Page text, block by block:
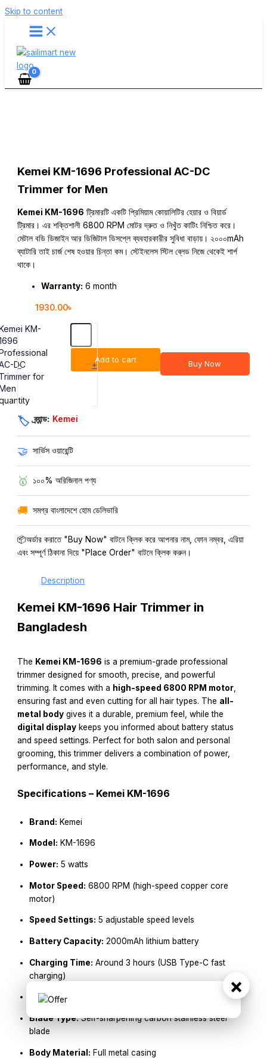
Skip to content
Kemei KM-1696 Professional AC-DC
Trimmer for Men
Kemei KM-1696 ট্রিমারটি একটি প্রিমিয়াম কোয়ালিটির হেয়ার ও বিয়ার্ড
ট্রিমার। এর শক্তিশালী 6800 RPM মোটর দ্রুত ও নিখুঁত কাটিং নিশ্চিত করে।
মেটাল বডি ডিজাইন আর ডিজিটাল ডিসপ্লে ব্যবহারকারীর সুবিধা বাড়ায়। ২০০০mAh
ব্যাটারি তাই চার্জ শেষ হওয়ার চিন্তা কম। স্টেইনলেস স্টিল ব্লেড নিজে থেকেই শার্প
থাকে।
Warranty: 6 month
1930.00৳
-
KM-
DC
for
+
Add to cart Buy Now
🏷️ ব্র্যান্ড: Kemei
🤝 সার্ভিস ওয়ারেন্টি
🥇 ১০০% অরিজিনাল পণ্য
🚚 সমগ্র বাংলাদেশে হোম ডেলিভারি
📦অর্ডার করাতে "Buy Now" বাটনে ক্লিক করে আপনার নাম, ফোন নম্বর, এরিয়া
এবং সম্পূর্ণ ঠিকানা দিয়ে "Place Order" বাটনে ক্লিক করুন।
Description
Kemei KM-1696 Hair Trimmer in
Bangladesh
The Kemei KM-1696 is a premium-grade professional
trimmer designed for smooth, precise, and powerful
trimming. It comes with a high-speed 6800 RPM motor,
ensuring fast and even cutting for all hair types. The all-
metal body gives it a durable, premium feel, while the
digital display keeps you informed about battery status
and speed settings. Perfect for both salon and personal
grooming, this trimmer delivers a combination of power,
performance, and style.
Specifications – Kemei KM-1696
Brand: Kemei
Model: KM-1696
Power: 5 watts
Motor Speed: 6800 RPM (high-speed copper core
motor)
Speed Settings: 5 adjustable speed levels
Battery Capacity: 2000mAh lithium battery
Charging Time: Around 3 hours (USB Type-C fast
charging)
Runtime:Up to 150 minutes of cordless use
Blade Type:Self-sharpening carbon stainless steel
blade
Body Material: Full metal casing
×